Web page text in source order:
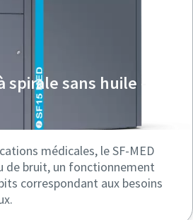
spirale sans huile -
médicales, le SF-MED
de bruit, un fonctionnement
correspondant aux besoins